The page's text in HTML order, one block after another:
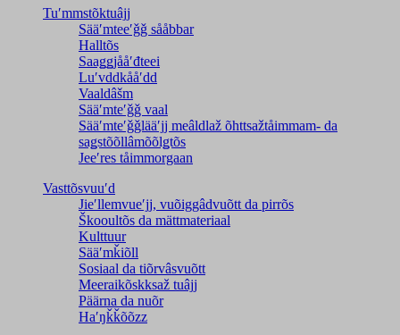
Tuʹmmstõktuâjj
Sääʹmteeʹǧǧ sååbbar
Halltõs
Saaǥǥjååʹđteei
Luʹvddkååʹdd
Vaaldâšm
Sääʹmteʹǧǧ vaal
Sääʹmteʹǧǧlääʹjj meâldlaž õhttsažtåimmam- da
saǥstõõllâmõõlǥtõs
Jeeʹres tåimmorgaan
Vasttõsvuuʹd
Jieʹllemvueʹjj, vuõiggâdvuõtt da pirrõs
Škooultõs da mättmateriaal
Kulttuur
Sääʹmǩiõll
Sosiaal da tiõrvâsvuõtt
Meeraikõskksaž tuâjj
Päärna da nuõr
Haʹŋǩǩõõzz